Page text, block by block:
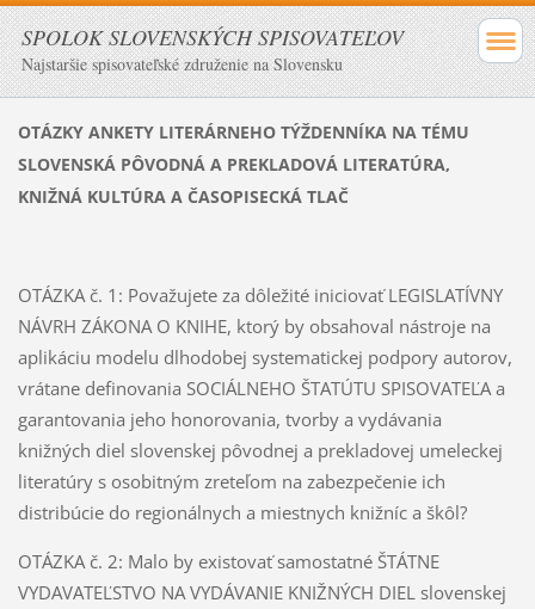
SPOLOK SLOVENSKÝCH SPISOVATEĽOV
Najstaršie spisovateľské združenie na Slovensku
OTÁZKY ANKETY LITERÁRNEHO TÝŽDENNÍKA NA TÉMU
SLOVENSKÁ PÔVODNÁ A PREKLADOVÁ LITERATÚRA,
KNIŽNÁ KULTÚRA A ČASOPISECKÁ TLAČ
OTÁZKA č. 1: Považujete za dôležité iniciovať LEGISLATÍVNY
NÁVRH ZÁKONA O KNIHE, ktorý by obsahoval nástroje na
aplikáciu modelu dlhodobej systematickej podpory autorov,
vrátane definovania SOCIÁLNEHO ŠTATÚTU SPISOVATEĽA a
garantovania jeho honorovania, tvorby a vydávania
knižných diel slovenskej pôvodnej a prekladovej umeleckej
literatúry s osobitným zreteľom na zabezpečenie ich
distribúcie do regionálnych a miestnych knižníc a škôl?
OTÁZKA č. 2: Malo by existovať samostatné ŠTÁTNE
VYDAVATEĽSTVO NA VYDÁVANIE KNIŽNÝCH DIEL slovenskej